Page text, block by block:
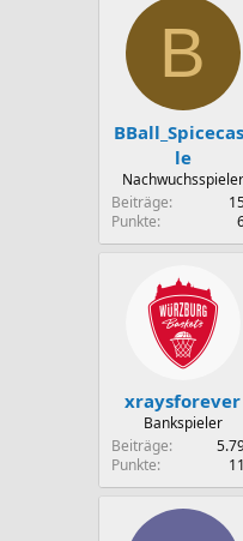
B
le
Nachwuchsspieler
Beiträge
Punkte
xraysforever
Bankspieler
Beiträge
Punkte